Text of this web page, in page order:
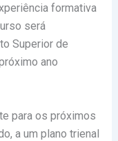
formativa
será
Superior de
ano
para os próximos
a um plano trienal